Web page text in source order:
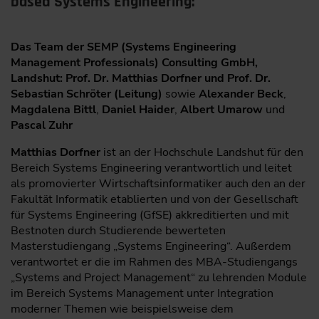
Das Team der SEMP (Systems Engineering
Management Professionals) Consulting GmbH,
Landshut: Prof. Dr. Matthias Dorfner und Prof. Dr.
Sebastian Schröter (Leitung) sowie Alexander Beck,
Magdalena Bittl, Daniel Haider, Albert Umarow und
Pascal Zuhr
Matthias Dorfner ist an der Hochschule Landshut für den
Bereich Systems Engineering verantwortlich und leitet
als promovierter Wirtschaftsinformatiker auch den an der
Fakultät Informatik etablierten und von der Gesellschaft
für Systems Engineering (GfSE) akkreditierten und mit
Bestnoten durch Studierende bewerteten
Masterstudiengang „Systems Engineering“. Außerdem
verantwortet er die im Rahmen des MBA-Studiengangs
„Systems and Project Management“ zu lehrenden Module
im Bereich Systems Management unter Integration
moderner Themen wie beispielsweise dem